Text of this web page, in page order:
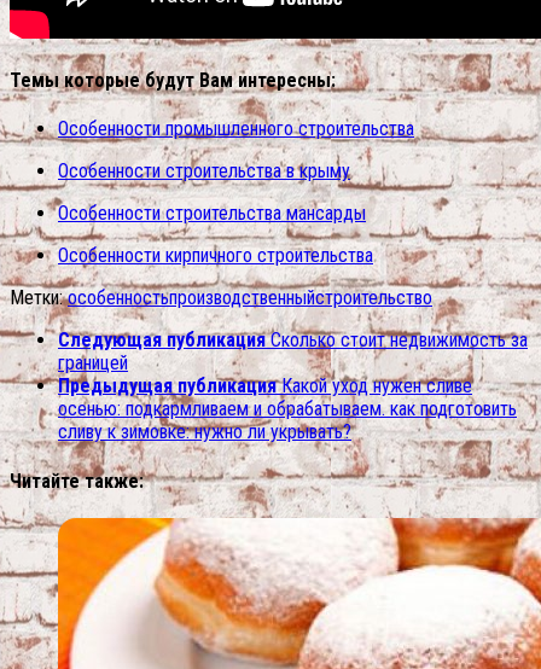
Темы которые будут Вам интересны:
Особенности промышленного строительства
Особенности строительства в крыму
Особенности строительства мансарды
Особенности кирпичного строительства
Метки: особенностьпроизводственныйстроительство
Следующая публикация Сколько стоит недвижимость за
границей
Предыдущая публикация Какой уход нужен сливе
осенью: подкармливаем и обрабатываем. как подготовить
сливу к зимовке: нужно ли укрывать?
Читайте также: